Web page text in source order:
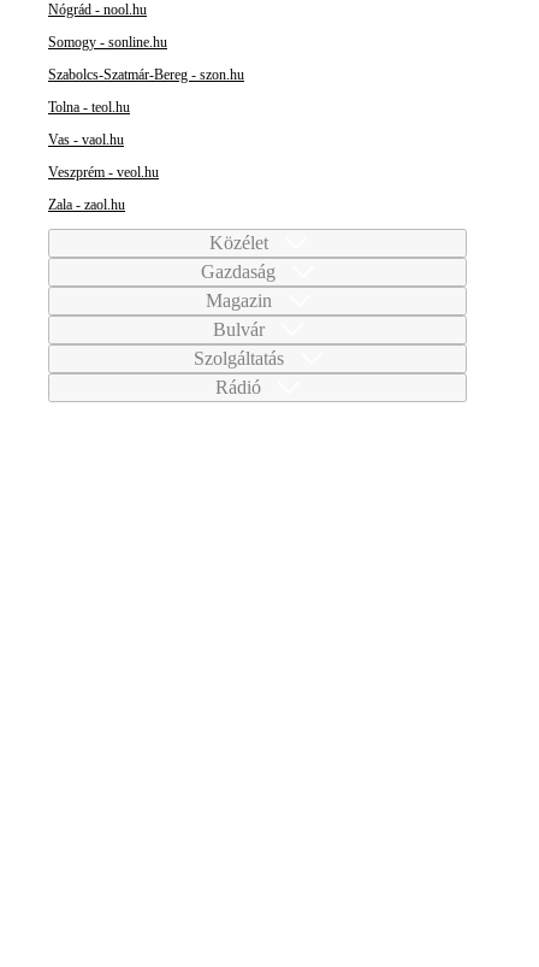
Nógrád - nool.hu
Somogy - sonline.hu
Szabolcs-Szatmár-Bereg - szon.hu
Tolna - teol.hu
Vas - vaol.hu
Veszprém - veol.hu
Zala - zaol.hu
Közélet
Gazdaság
Magazin
Bulvár
Szolgáltatás
Rádió